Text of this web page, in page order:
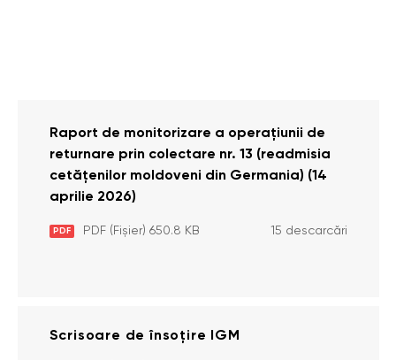
Raport de monitorizare a operațiunii de
returnare prin colectare nr. 13 (readmisia
cetățenilor moldoveni din Germania) (14
aprilie 2026)
PDF PDF (Fișier) 650.8 KB 15 descarcări
Scrisoare de însoțire IGM